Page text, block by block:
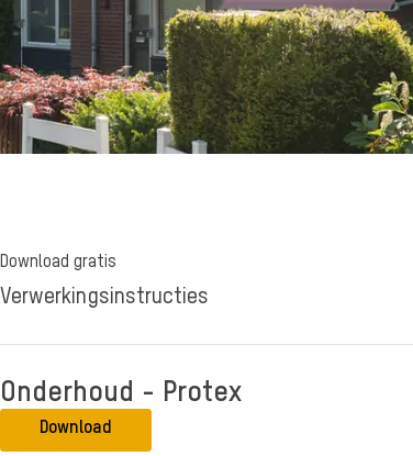
Download gratis
Verwerkingsinstructies
Onderhoud - Protex
Download